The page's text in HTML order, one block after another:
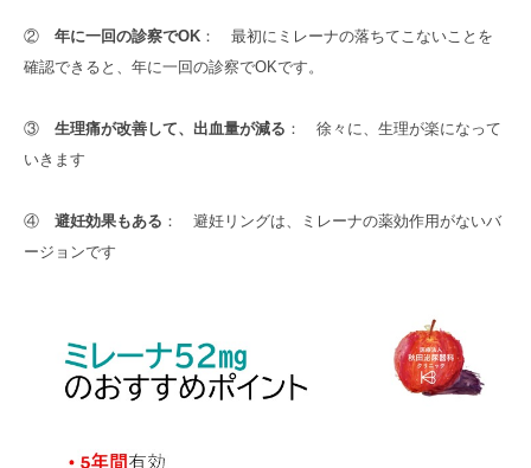
② 年に一回の診察でOK ： 最初にミレーナの落ちてこないことを
確認できると、年に一回の診察でOKです。
③ 生理痛が改善して、出血量が減る ： 徐々に、生理が楽になって
いきます
④ 避妊効果もある ： 避妊リングは、ミレーナの薬効作用がないバ
ージョンです